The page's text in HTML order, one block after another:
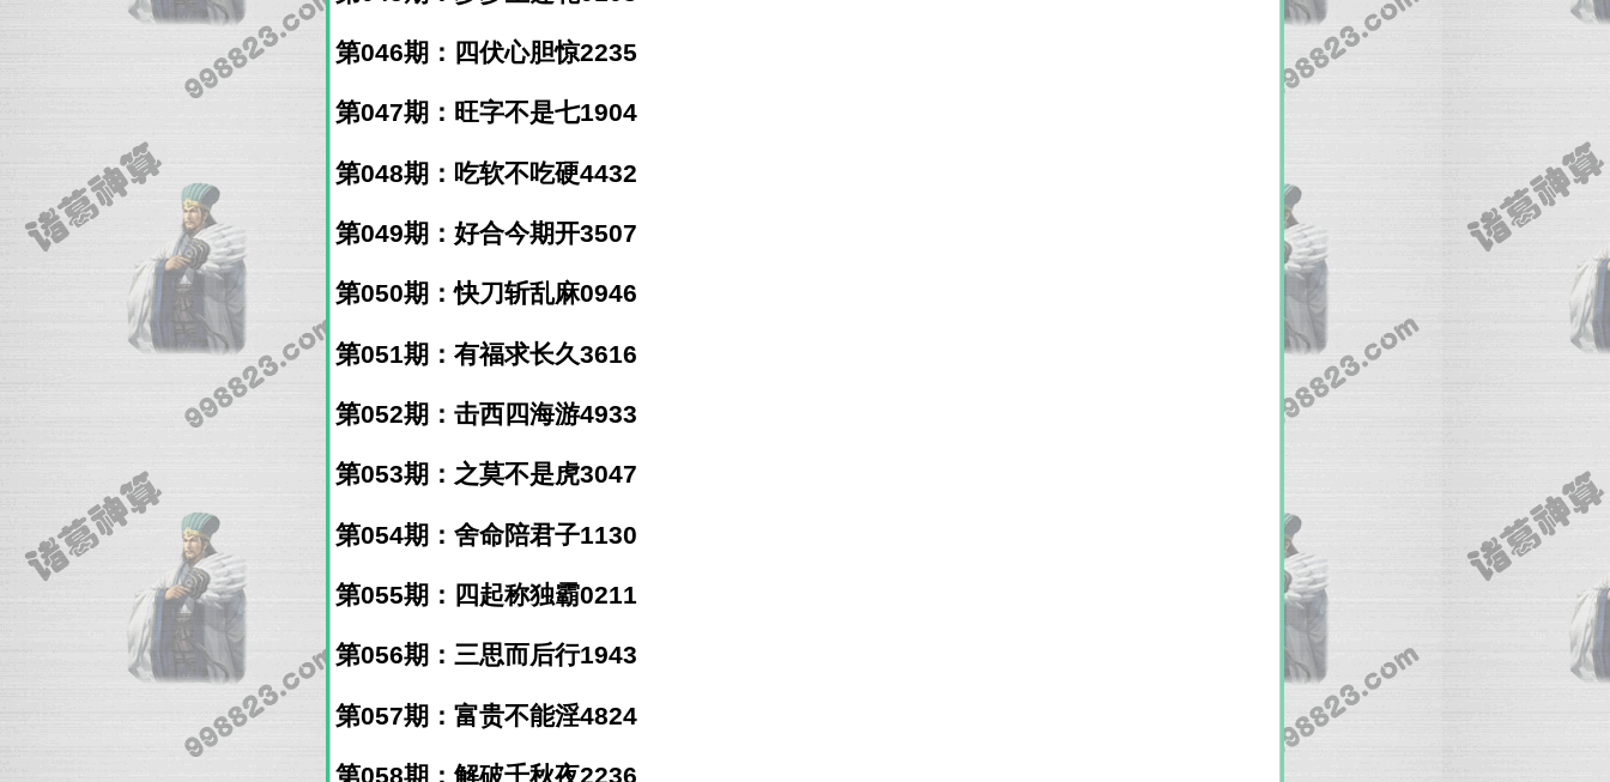
第046期：四伏心胆惊2235
第047期：旺字不是七1904
第048期：吃软不吃硬4432
第049期：好合今期开3507
第050期：快刀斩乱麻0946
第051期：有福求长久3616
第052期：击西四海游4933
第053期：之莫不是虎3047
第054期：舍命陪君子1130
第055期：四起称独霸0211
第056期：三思而后行1943
第057期：富贵不能淫4824
第058期：解破千秋夜2236